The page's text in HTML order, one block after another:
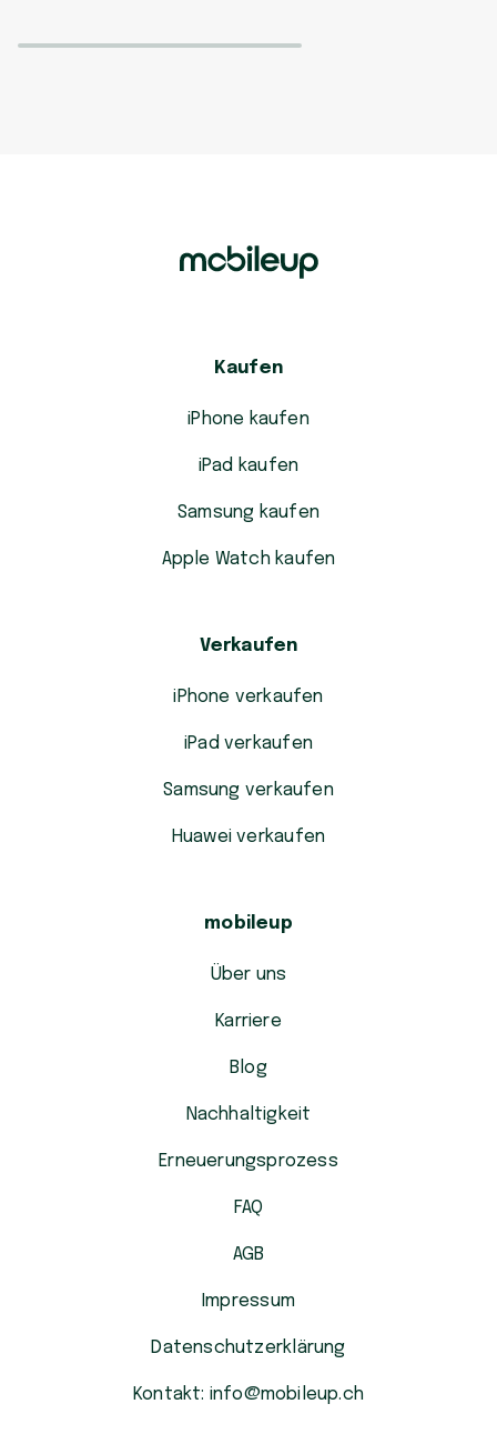
Kaufen
iPhone kaufen
iPad kaufen
Samsung kaufen
Apple Watch kaufen
Verkaufen
iPhone verkaufen
iPad verkaufen
Samsung verkaufen
Huawei verkaufen
mobileup
Über uns
Karriere
Blog
Nachhaltigkeit
Erneuerungsprozess
FAQ
AGB
Impressum
Datenschutzerklärung
Kontakt: info@mobileup.ch